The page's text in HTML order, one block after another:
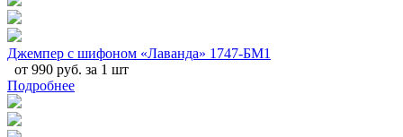
Джемпер с шифоном «Лаванда» 1747-БМ1
от 990 руб. за 1 шт
Подробнее